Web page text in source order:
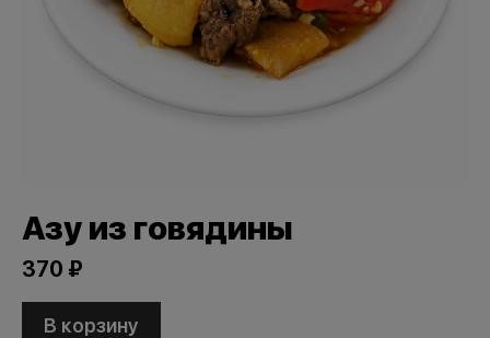
Азу из говядины
370 ₽
В корзину